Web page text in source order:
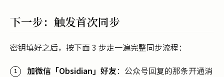
下一步：触发首次同步
密钥填好之后，按下面 3 步走一遍完整同步流程：
加微信「Obsidian」好友：公众号回复的那条开通消